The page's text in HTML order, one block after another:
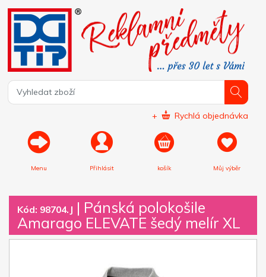
+ Rychlá objednávka
Menu Přihlásit košík Můj výběr
Kód: 98704.J | Pánská polokošile
Amarago ELEVATE šedý melír XL